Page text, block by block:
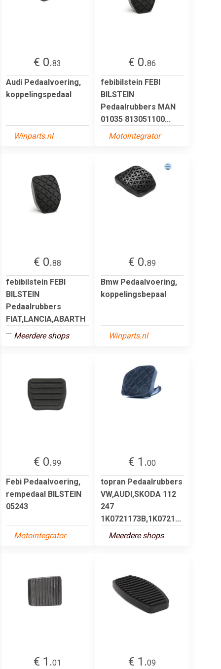
€ 0.83
Audi Pedaalvoering,
koppelingspedaal
Winparts.nl
€ 0.86
febibilstein FEBI
BILSTEIN
Pedaalrubbers MAN
01035 813051100...
Motointegrator
€ 0.88
febibilstein FEBI
BILSTEIN
Pedaalrubbers
FIAT,LANCIA,ABARTH
... Meerdere shops
€ 0.89
Bmw Pedaalvoering,
koppelingsbepaal
Winparts.nl
€ 0.99
Febi Pedaalvoering,
rempedaal BILSTEIN
05243
Motointegrator
€ 1.00
topran Pedaalrubbers
VW,AUDI,SKODA 112
247
1K0721173B,1K0721...
Meerdere shops
€ 1.01
€ 1.09